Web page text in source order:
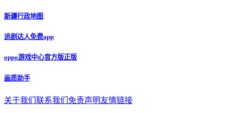
新疆行政地图
追剧达人免费app
oppo游戏中心官方版正版
画质助手
关于我们 联系我们 免责声明友情链接